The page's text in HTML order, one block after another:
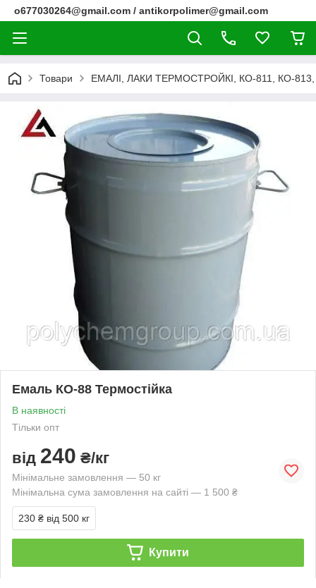
o677030264@gmail.com / antikorpolimer@gmail.com
Товари ЕМАЛІ, ЛАКИ ТЕРМОСТРОЙКІ, КО-811, КО-
Емаль КО-88 Термостійка
В наявності
Тільки опт
від 240 ₴/кг
Мінімальне замовлення — 50 кг
Мінімальна сума замовлення на сайті — 1 500 ₴
230 ₴ від 500 кг
Купити